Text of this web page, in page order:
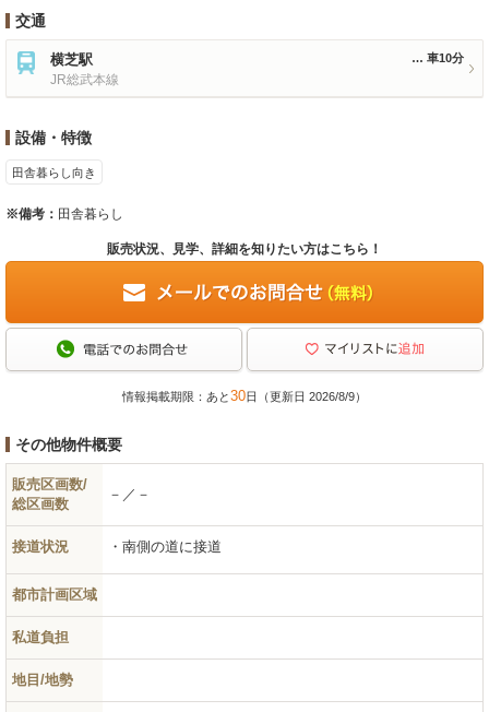
交通
横芝駅
JR総武本線
車10分
設備・特徴
田舎暮らし向き
※備考： 田舎暮らし
販売状況、見学、詳細を知りたい方はこちら！
情報掲載期限：あと30日（更新日 2026/8/9）
その他物件概要
販売区画数/
総区画数
－／－
接道状況 南側の道に接道
都市計画区域
私道負担
地目/地勢